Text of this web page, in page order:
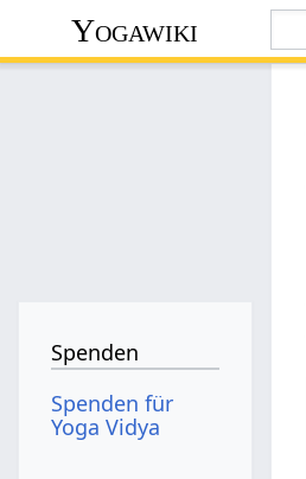
Yogawiki
Spenden
Spenden für
Yoga Vidya